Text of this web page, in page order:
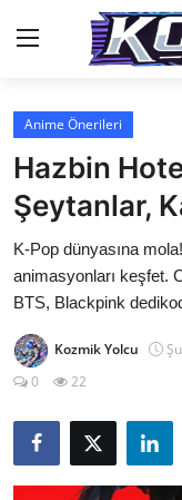
Anasayfa
Genel
İletişim
Anime Önerileri
Kore Dünyası
Anime Karakterleri
Anime
Dizi & Film
Anime Önerileri
Hazbin
Şeytanlar,
K-Pop dünyasına
animasyonları keşfet.
BTS, Blackpink
Kozmik Yolcu
0
22